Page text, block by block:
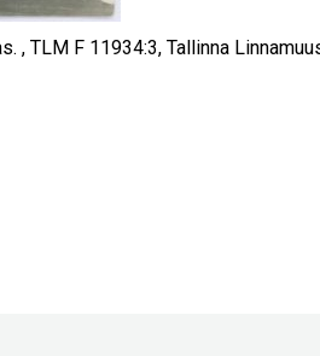
, TLM F 11934:3, Tallinna